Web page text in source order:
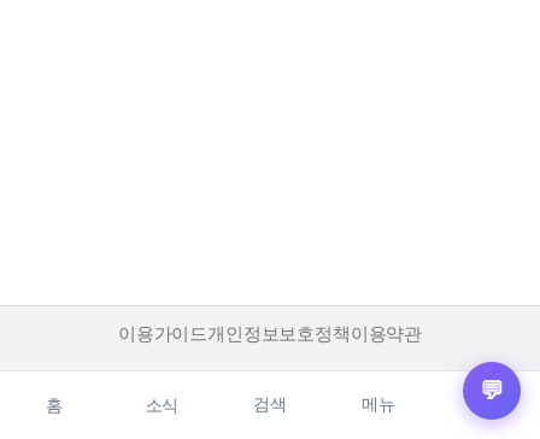
홈 소식 검색 메뉴 마이
이용가이드개인정보보호정책이용약관
💬